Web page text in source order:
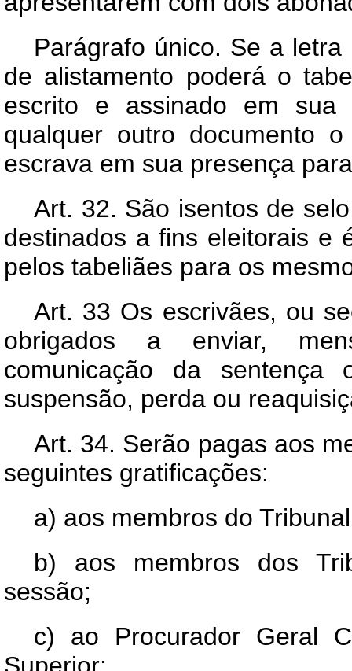
Parágrafo único. Se a
de alistamento poderá o
escrito e assinado em
qualquer outro documento
escrava em sua presença
Art. 32. São isentos de
destinados a fins eleitorais e
pelos tabeliães para os
Art. 33 Os escrivães, ou
obrigados a enviar,
comunicação da
suspensão, perda ou
Art. 34. Serão pagas aos
seguintes gratificações:
a) aos membros do
b) aos membros dos
sessão;
c) ao Procurador Geral